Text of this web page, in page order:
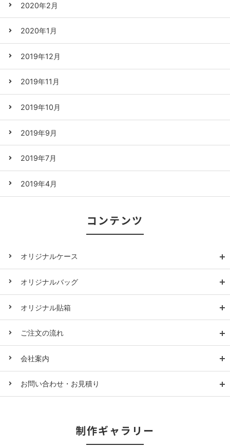
2020年2月
2020年1月
2019年12月
2019年11月
2019年10月
2019年9月
2019年7月
2019年4月
コンテンツ
オリジナルケース
オリジナルバッグ
オリジナル貼箱
ご注文の流れ
会社案内
お問い合わせ・お見積り
制作ギャラリー